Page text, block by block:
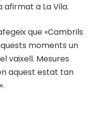
a La Vila.
que «Cambrils
moments un
vaixell. Mesures
aquest estat tan